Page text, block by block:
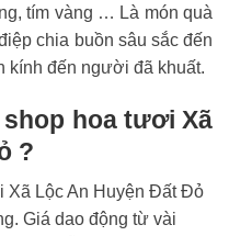
tím vàng … Là món quà
chia buồn sâu sắc đến
kính đến người đã khuất.
hoa tươi Xã
?
Xã Lộc An Huyện Đất Đỏ
Giá dao động từ vài